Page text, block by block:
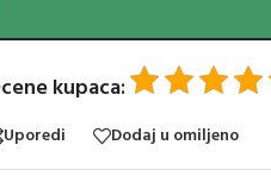
kupaca:
Uporedi Dodaj u omiljeno